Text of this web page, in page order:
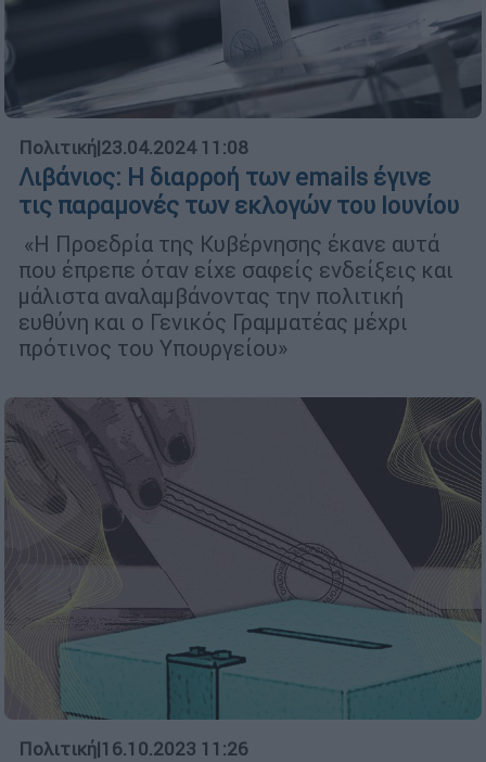
Πολιτική|23.04.2024 11:08
Λιβάνιος: Η διαρροή των emails έγινε
τις παραμονές των εκλογών του Ιουνίου
«Η Προεδρία της Κυβέρνησης έκανε αυτά
που έπρεπε όταν είχε σαφείς ενδείξεις και
μάλιστα αναλαμβάνοντας την πολιτική
ευθύνη και ο Γενικός Γραμματέας μέχρι
πρότινος του Υπουργείου»
Πολιτική|16.10.2023 11:26